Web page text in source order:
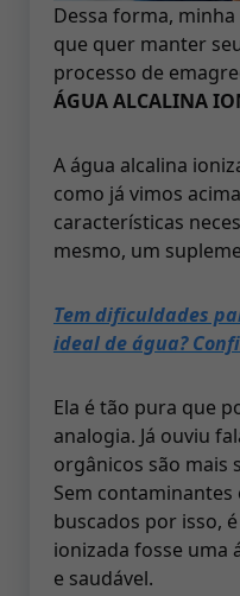
Dessa forma,
que quer manter
processo de
ÁGUA ALCALINA
A água alcalina
como já vimos
características
mesmo, um
Tem dificuldades
ideal de água?
Ela é tão pura que
analogia. Já ouviu
orgânicos são mais
Sem contaminantes
buscados por isso,
ionizada fosse uma
e saudável.